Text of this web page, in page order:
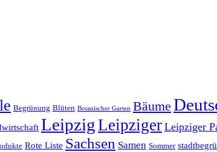
Begrünung Blüten Botanischer Garten Bäume
LeipzigLeipziger Leipziger
Rote Liste Sachsen Samen Sommer